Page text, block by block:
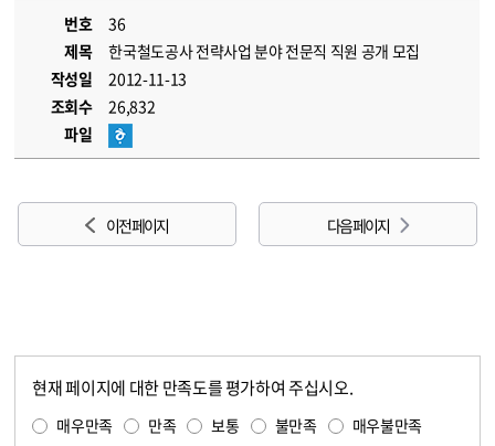
번호
36
제목
한국철도공사 전략사업 분야 전문직 직원 공개 모집
작성일
2012-11-13
조회수
26,832
파일
이전 페이지 다음 페이지
현재 페이지에 대한 만족도를 평가하여 주십시오.
매우만족 만족 보통 불만족 매우불만족